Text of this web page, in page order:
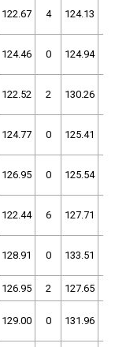
122.67 4 124.13
124.46 0 124.94
122.52 2 130.26
124.77 0 125.41
126.95 0 125.54
122.44 6 127.71
128.91 0 133.51
126.95 2 127.65
129.00 0 131.96